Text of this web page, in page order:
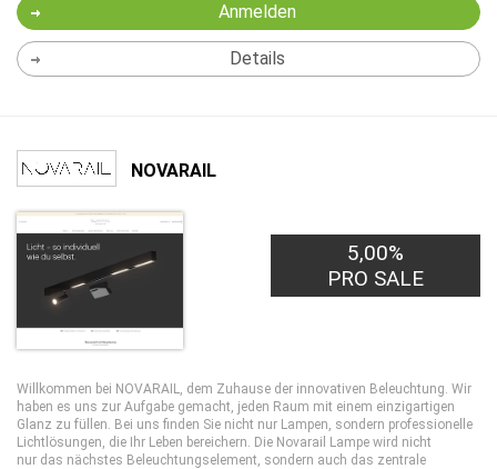
Anmelden
Details
NOVARAIL
5,00%
PRO SALE
Willkommen bei NOVARAIL, dem Zuhause der innovativen Beleuchtung. Wir
haben es uns zur Aufgabe gemacht, jeden Raum mit einem einzigartigen
Glanz zu füllen. Bei uns finden Sie nicht nur Lampen, sondern professionelle
Lichtlösungen, die Ihr Leben bereichern. Die Novarail Lampe wird nicht
nur das nächstes Beleuchtungselement, sondern auch das zentrale